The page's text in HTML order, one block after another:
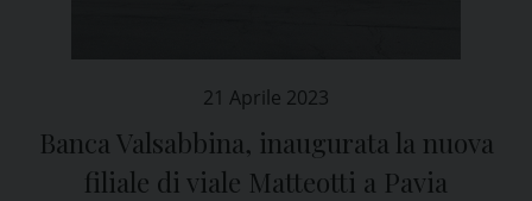
21 Aprile 2023
Banca Valsabbina, inaugurata la nuova
filiale di viale Matteotti a Pavia